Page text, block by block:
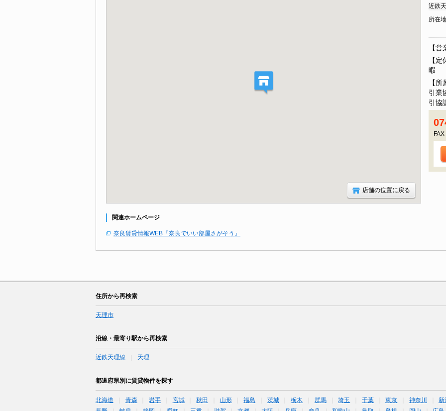
近鉄
所在地
【
【
暇
【
引業
引協
店舗の位置に戻る
関連ホームページ
奈良賃貸情報WEB『奈良でいい部屋さがそう』
住所から再検索
天理市
沿線・最寄り駅から再検索
近鉄天理線 天理
都道府県別に賃貸物件を探す
北海道 青森 岩手 宮城 秋田 山形 福島 茨城 栃木 群馬 埼玉 千葉 東京 神奈川
新